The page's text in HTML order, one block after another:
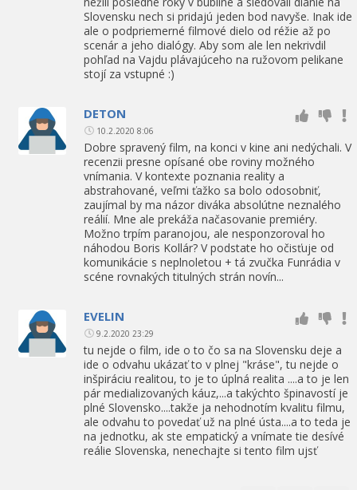
Slovensku nech si pridajú jeden bod navyše. Inak ide
ale o podpriemerné filmové dielo od réžie až po
scenár a jeho dialógy. Aby som ale len nekrivdil
pohľad na Vajdu plávajúceho na ružovom pelikane
stojí za vstupné :)
DETON
10.2.2020 8:06
Dobre spravený film, na konci v kine ani nedýchali. V
recenzii presne opísané obe roviny možného
vnímania. V kontexte poznania reality a
abstrahované, veľmi ťažko sa bolo odosobniť,
zaujímal by ma názor diváka absolútne neznalého
reálií. Mne ale prekáža načasovanie premiéry.
Možno trpím paranojou, ale nesponzoroval ho
náhodou Boris Kollár? V podstate ho očisťuje od
komunikácie s neplnoletou + tá zvučka Funrádia v
scéne rovnakých titulných strán novín...
EVELIN
9.2.2020 23:29
tu nejde o film, ide o to čo sa na Slovensku deje a
ide o odvahu ukázať to v plnej "kráse", tu nejde o
inšpiráciu realitou, to je to úplná realita ....a to je len
pár medializovaných káuz,...a takýchto špinavostí je
plné Slovensko....takže ja nehodnotím kvalitu filmu,
ale odvahu to povedať už na plné ústa....a to teda je
na jednotku, ak ste empatický a vnímate tie desívé
reálie Slovenska, nenechajte si tento film ujsť